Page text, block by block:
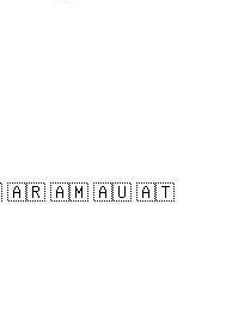
🇦🇷 🇦🇲 🇦🇺 🇦🇹